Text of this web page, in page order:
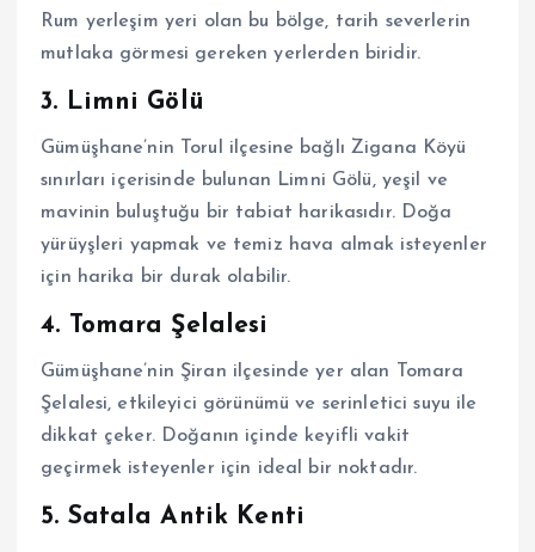
Rum yerleşim yeri olan bu bölge, tarih severlerin
mutlaka görmesi gereken yerlerden biridir.
3. Limni Gölü
Gümüşhane’nin Torul ilçesine bağlı Zigana Köyü
sınırları içerisinde bulunan Limni Gölü, yeşil ve
mavinin buluştuğu bir tabiat harikasıdır. Doğa
yürüyşleri yapmak ve temiz hava almak isteyenler
için harika bir durak olabilir.
4. Tomara Şelalesi
Gümüşhane’nin Şiran ilçesinde yer alan Tomara
Şelalesi, etkileyici görünümü ve serinletici suyu ile
dikkat çeker. Doğanın içinde keyifli vakit
geçirmek isteyenler için ideal bir noktadır.
5. Satala Antik Kenti